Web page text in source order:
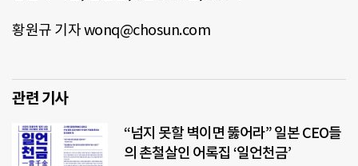
황원규 기자 wonq@chosun.com
관련 기사
“넘지 못할 벽이면 뚫어라” 일본 CEO들
의 촌철살인 어록집 ‘일언천금’